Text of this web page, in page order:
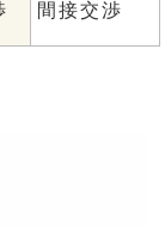
間接交渉